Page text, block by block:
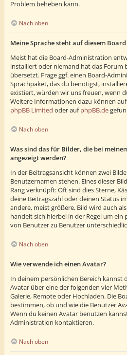
Problem beheben kann.
Nach oben
Meine Sprache steht auf diesem
Meist hat die Board-Administration
installiert oder niemand hat das Forum
übersetzt. Frage ggf. einen Board-
Sprachpaket, das du benötigst,
existiert, würden wir uns freuen, wenn
Weitere Informationen dazu können
phpBB Limited oder aufphpBB.de
Nach oben
Was sind das für Bilder, die bei
angezeigt werden?
In der Beitragsansicht können zwei
Benutzernamen stehen. Eines dieser
Rang verknüpft: Oft sind dies Sterne,
deine Beitragszahl oder deinen Status
andere, meist größere, Bild wird auch
handelt sich hierbei in der Regel um ein
von Benutzer zu Benutzer
Nach oben
Wie verwende ich einen Avatar?
In deinem persönlichen Bereich kannst
Avatar über eine der folgenden vier
Galerie, Remote oder Hochladen. Die
bestimmen, ob und wie die Benutzer
Wenn du keinen Avatar benutzen
Administration kontaktieren.
Nach oben